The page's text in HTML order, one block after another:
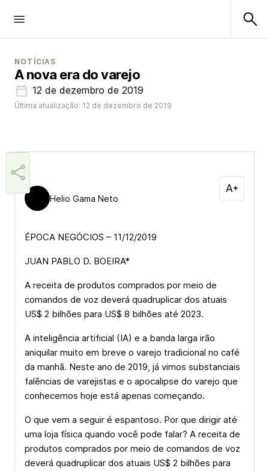
NOTÍCIAS
A nova era do varejo
12 de dezembro de 2019
Última atualização: 12 de dezembro de 2019
Helio Gama Neto
ÉPOCA NEGÓCIOS – 11/12/2019
JUAN PABLO D. BOEIRA*
A receita de produtos comprados por meio de
comandos de voz deverá quadruplicar dos atuais
US$ 2 bilhões para US$ 8 bilhões até 2023.
A inteligência artificial (IA) e a banda larga irão
aniquilar muito em breve o varejo tradicional no café
da manhã. Neste ano de 2019, já vimos substanciais
falências de varejistas e o apocalipse do varejo que
conhecemos hoje está apenas começando.
O que vem a seguir é espantoso. Por que dirigir até
uma loja física quando você pode falar? A receita de
produtos comprados por meio de comandos de voz
deverá quadruplicar dos atuais US$ 2 bilhões para